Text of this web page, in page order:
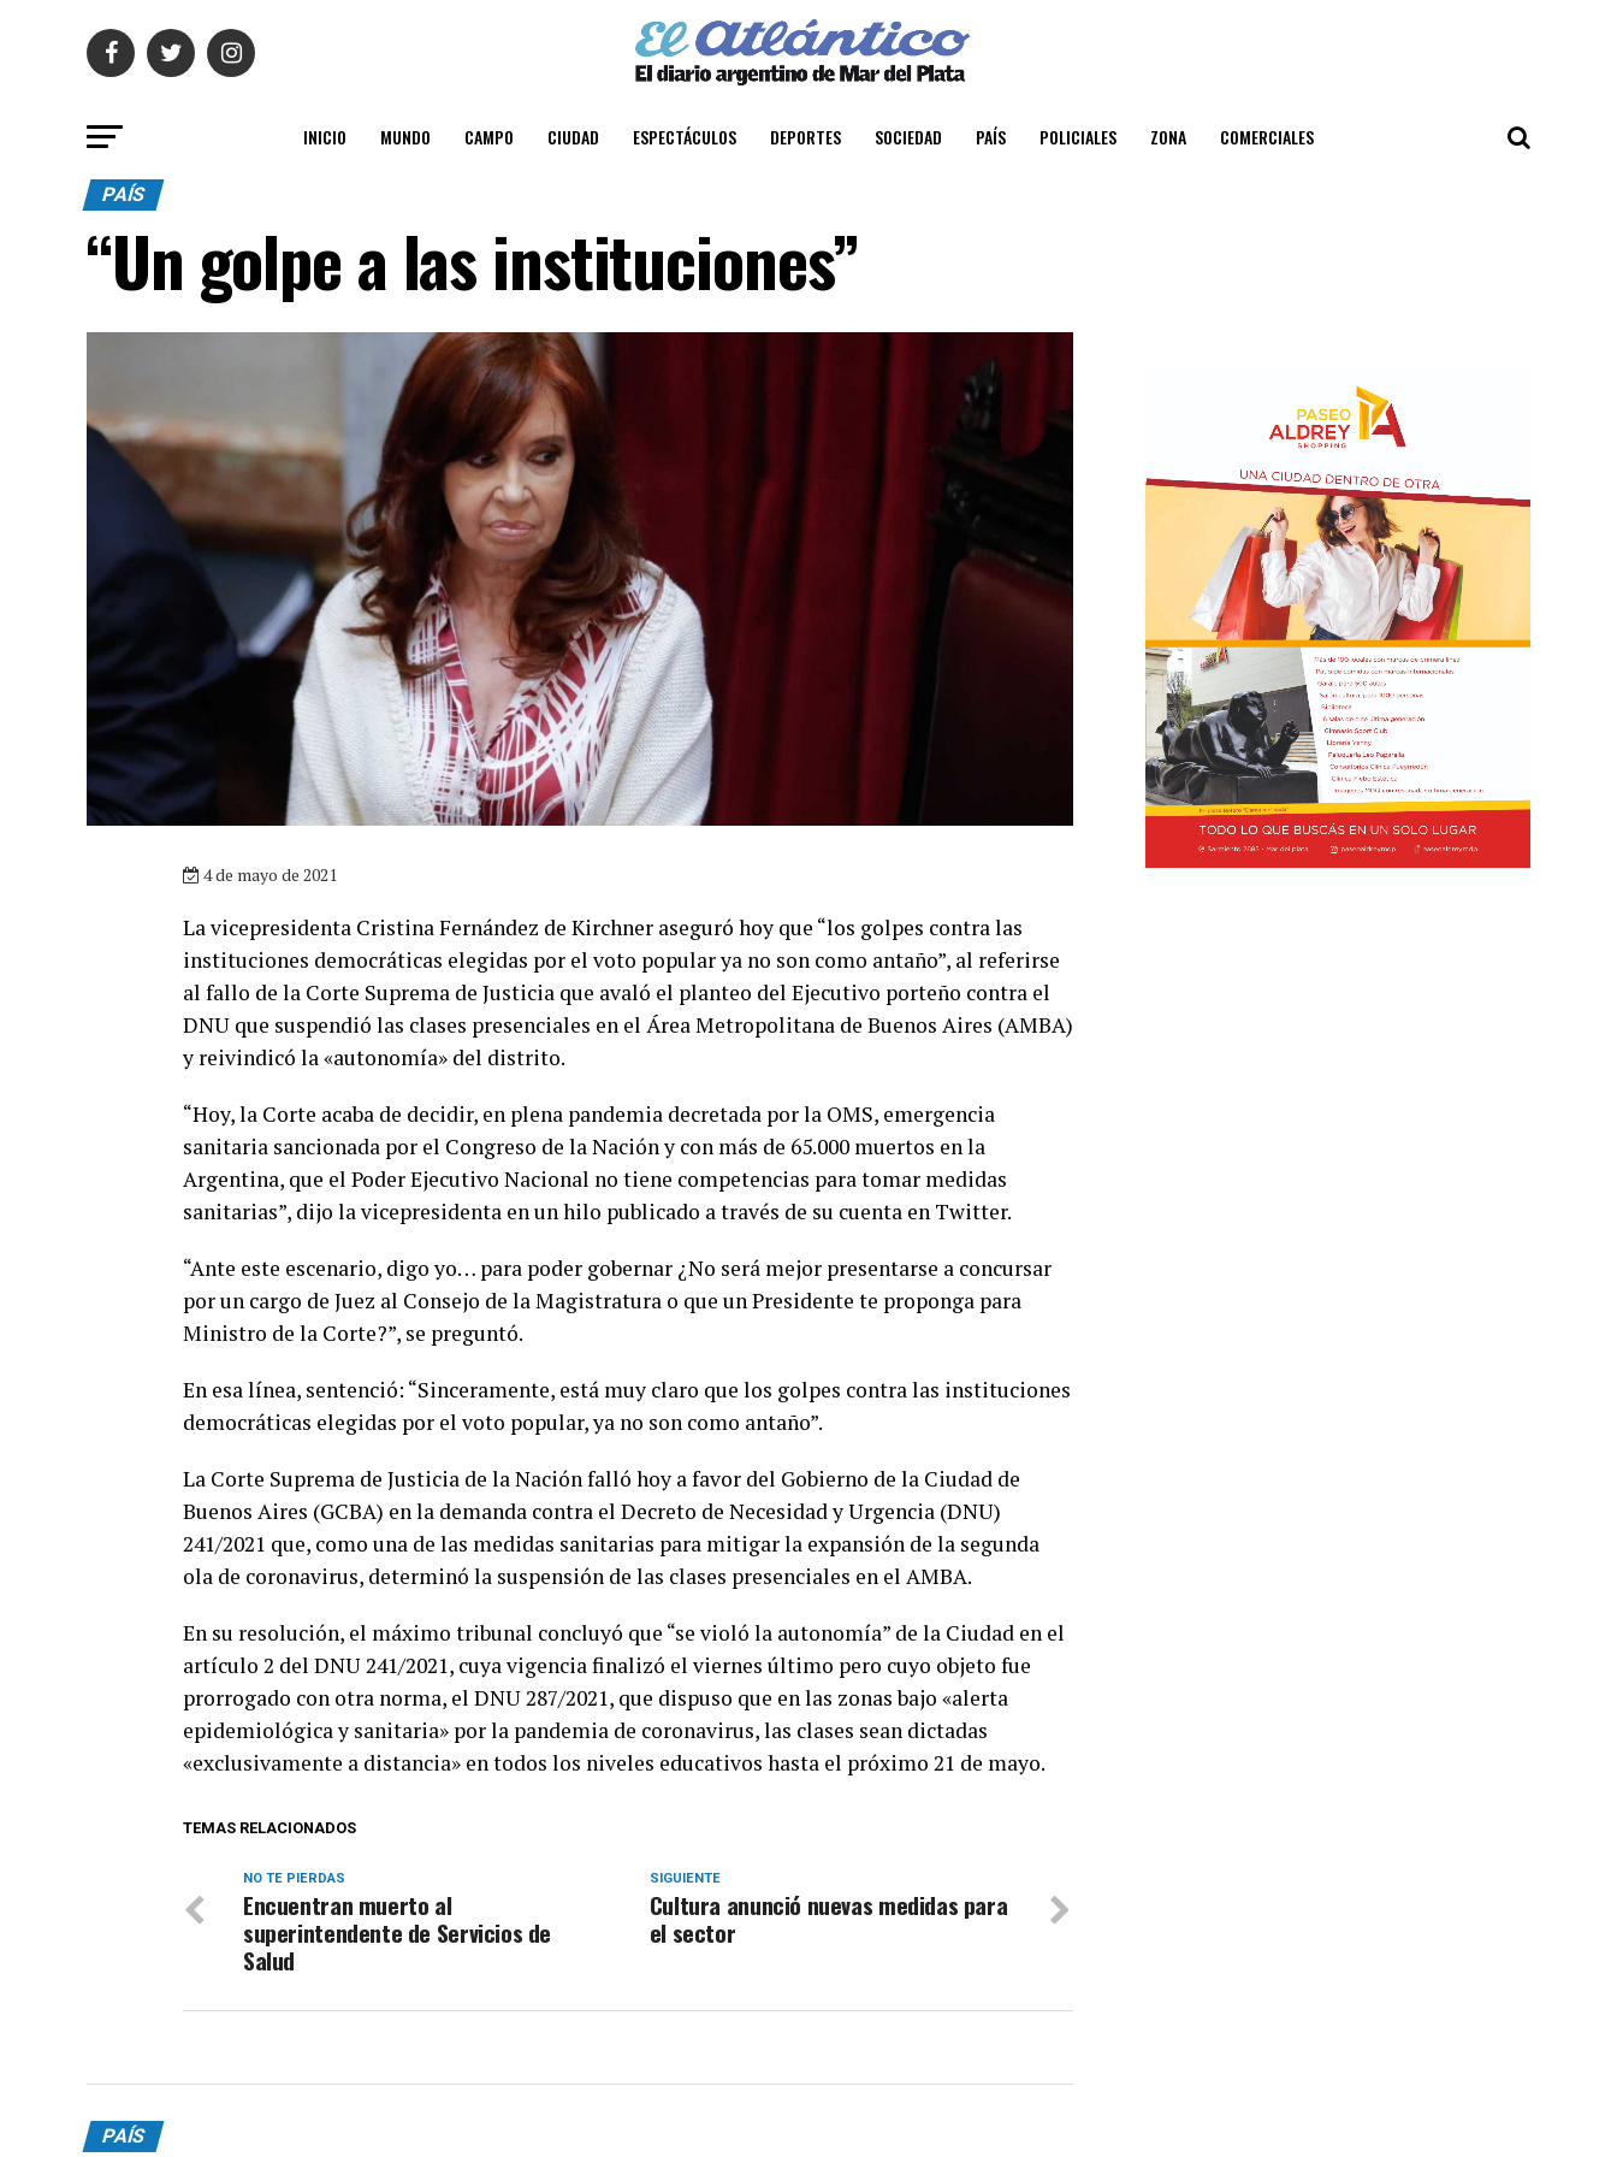
INICIO MUNDO CAMPO CIUDAD ESPECTÁCULOS DEPORTES SOCIEDAD PAÍS POLICIALES ZONA COMERCIALES
PAÍS
“Un golpe a las instituciones”
4 de mayo de 2021
La vicepresidenta Cristina Fernández de Kirchner aseguró hoy que “los golpes contra las
instituciones democráticas elegidas por el voto popular ya no son como antaño”, al referirse
al fallo de la Corte Suprema de Justicia que avaló el planteo del Ejecutivo porteño contra el
DNU que suspendió las clases presenciales en el Área Metropolitana de Buenos Aires (AMBA)
y reivindicó la «autonomía» del distrito.
“Hoy, la Corte acaba de decidir, en plena pandemia decretada por la OMS, emergencia
sanitaria sancionada por el Congreso de la Nación y con más de 65.000 muertos en la
Argentina, que el Poder Ejecutivo Nacional no tiene competencias para tomar medidas
sanitarias”, dijo la vicepresidenta en un hilo publicado a través de su cuenta en Twitter.
“Ante este escenario, digo yo… para poder gobernar ¿No será mejor presentarse a concursar
por un cargo de Juez al Consejo de la Magistratura o que un Presidente te proponga para
Ministro de la Corte?”, se preguntó.
En esa línea, sentenció: “Sinceramente, está muy claro que los golpes contra las instituciones
democráticas elegidas por el voto popular, ya no son como antaño”.
La Corte Suprema de Justicia de la Nación falló hoy a favor del Gobierno de la Ciudad de
Buenos Aires (GCBA) en la demanda contra el Decreto de Necesidad y Urgencia (DNU)
241/2021 que, como una de las medidas sanitarias para mitigar la expansión de la segunda
ola de coronavirus, determinó la suspensión de las clases presenciales en el AMBA.
En su resolución, el máximo tribunal concluyó que “se violó la autonomía” de la Ciudad en el
artículo 2 del DNU 241/2021, cuya vigencia finalizó el viernes último pero cuyo objeto fue
prorrogado con otra norma, el DNU 287/2021, que dispuso que en las zonas bajo «alerta
epidemiológica y sanitaria» por la pandemia de coronavirus, las clases sean dictadas
«exclusivamente a distancia» en todos los niveles educativos hasta el próximo 21 de mayo.
TEMAS RELACIONADOS
SIGUIENTE
Cultura anunció nuevas medidas para
el sector
NO TE PIERDAS
Encuentran muerto al
superintendente de Servicios de
Salud
PAÍS